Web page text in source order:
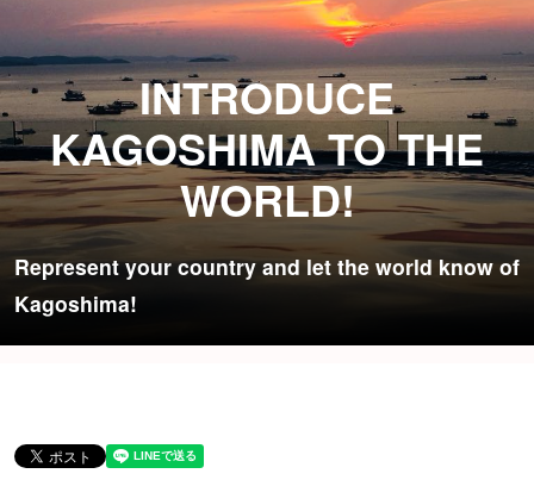
INTRODUCE
KAGOSHIMA TO THE
WORLD!
Represent your country and let the world know of
Kagoshima!